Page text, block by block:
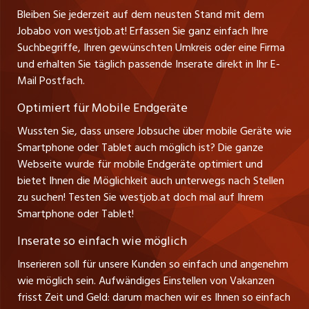
Führungspositionen
Management / Kader-Jobs
jobbern.ch
jobbasel.ch
zentraljob.ch
myjob.ch
schaffu.ch (VS)
ajourjob.ch
russmedia.com
vol.at
Stefan Spötl
Tel. +43 664 39 47 47 7
Leiter westjob.at
Andrea Graf
Tel. +43 664 20 30 02 1
Verkauf und Beratung
Bleiben Sie jederzeit auf dem neusten Stand mit dem
Jobabo von westjob.at! Erfassen Sie ganz einfach Ihre
Suchbegriffe, Ihren gewünschten Umkreis oder eine Firma
und erhalten Sie täglich passende Inserate direkt in Ihr E-
Mail Postfach.
Optimiert für Mobile Endgeräte
Wussten Sie, dass unsere Jobsuche über mobile Geräte wie
Smartphone oder Tablet auch möglich ist? Die ganze
Webseite wurde für mobile Endgeräte optimiert und
bietet Ihnen die Möglichkeit auch unterwegs nach Stellen
zu suchen! Testen Sie westjob.at doch mal auf Ihrem
Smartphone oder Tablet!
Inserate so einfach wie möglich
Inserieren soll für unsere Kunden so einfach und angenehm
wie möglich sein. Aufwändiges Einstellen von Vakanzen
frisst Zeit und Geld: darum machen wir es Ihnen so einfach